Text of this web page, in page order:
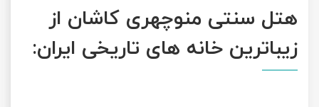
هتل سنتی منوچهری کاشان از
زیباترین خانه های تاریخی ایران: